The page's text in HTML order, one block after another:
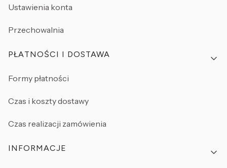
Ustawienia konta
Przechowalnia
PŁATNOŚCI I DOSTAWA
Formy płatności
Czas i koszty dostawy
Czas realizacji zamówienia
INFORMACJE